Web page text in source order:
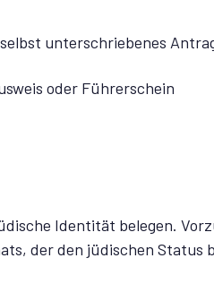
unterschriebenes
oder Führerschein
Identität belegen.
der den jüdischen Status